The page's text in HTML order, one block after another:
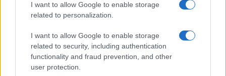
I want to allow Google to enable storage
related to personalization.
I want to allow Google to enable storage
related to security, including authentication
functionality and fraud prevention, and other
user protection.
Olbia, divieto di sosta contro spaccio e degrado:
esplode la protesta
Pausa caffè impeccabile: come scegliere la
soluzione ideale per la casa e l’ufficio